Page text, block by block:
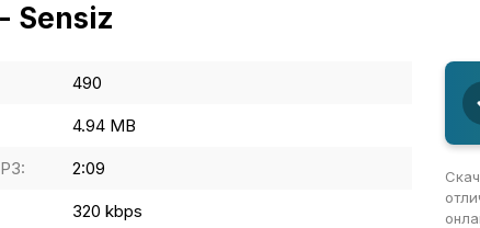
- Sensiz
490
4.94 MB
2:09
320 kbps